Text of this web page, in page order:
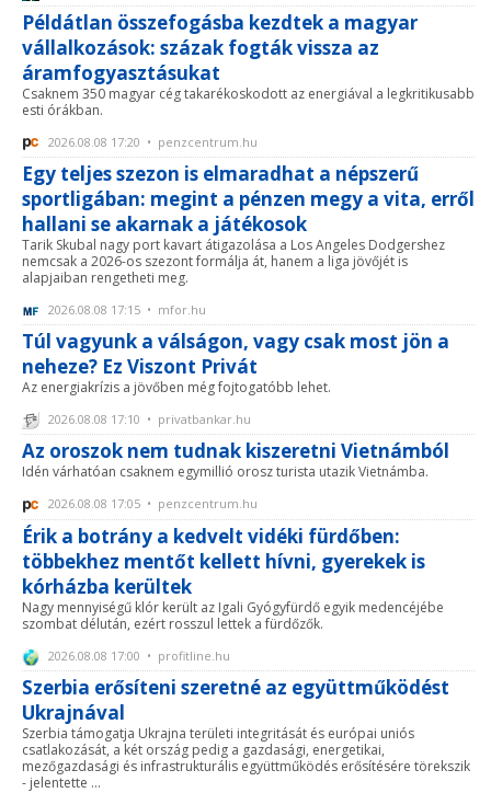
Példátlan összefogásba kezdtek a magyar
vállalkozások: százak fogták vissza az
áramfogyasztásukat
Csaknem 350 magyar cég takarékoskodott az energiával a legkritikusabb
esti órákban.
2026.08.08 17:20 • penzcentrum.hu
Egy teljes szezon is elmaradhat a népszerű
sportligában: megint a pénzen megy a vita, erről
hallani se akarnak a játékosok
Tarik Skubal nagy port kavart átigazolása a Los Angeles Dodgershez
nemcsak a 2026-os szezont formálja át, hanem a liga jövőjét is
alapjaiban rengetheti meg.
2026.08.08 17:15 • mfor.hu
Túl vagyunk a válságon, vagy csak most jön a
neheze? Ez Viszont Privát
Az energiakrízis a jövőben még fojtogatóbb lehet.
2026.08.08 17:10 • privatbankar.hu
Az oroszok nem tudnak kiszeretni Vietnámból
Idén várhatóan csaknem egymillió orosz turista utazik Vietnámba.
2026.08.08 17:05 • penzcentrum.hu
Érik a botrány a kedvelt vidéki fürdőben:
többekhez mentőt kellett hívni, gyerekek is
kórházba kerültek
Nagy mennyiségű klór került az Igali Gyógyfürdő egyik medencéjébe
szombat délután, ezért rosszul lettek a fürdőzők.
2026.08.08 17:00 • profitline.hu
Szerbia erősíteni szeretné az együttműködést
Ukrajnával
Szerbia támogatja Ukrajna területi integritását és európai uniós
csatlakozását, a két ország pedig a gazdasági, energetikai,
mezőgazdasági és infrastrukturális együttműködés erősítésére törekszik
- jelentette ...